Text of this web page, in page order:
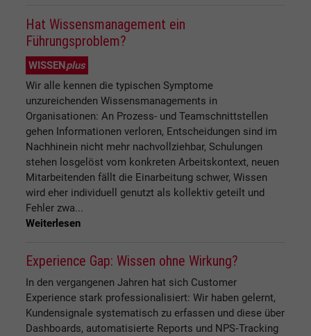
Hat Wissensmanagement ein
Führungsproblem?
WISSENplus
Wir alle kennen die typischen Symptome
unzureichenden Wissensmanagements in
Organisationen: An Prozess- und Teamschnittstellen
gehen Informationen verloren, Entscheidungen sind im
Nachhinein nicht mehr nachvollziehbar, Schulungen
stehen losgelöst vom konkreten Arbeitskontext, neuen
Mitarbeitenden fällt die Einarbeitung schwer, Wissen
wird eher individuell genutzt als kollektiv geteilt und
Fehler zwa...
Weiterlesen
Experience Gap: Wissen ohne Wirkung?
In den vergangenen Jahren hat sich Customer
Experience stark professionalisiert: Wir haben gelernt,
Kundensignale systematisch zu erfassen und diese über
Dashboards, automatisierte Reports und NPS‑Tracking